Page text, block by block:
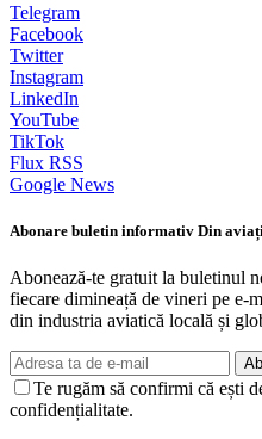
Telegram
Facebook
Twitter
Instagram
LinkedIn
YouTube
TikTok
Flux RSS
Google News
Abonare buletin informativ Din
Abonează-te gratuit la buletinul
fiecare dimineață de vineri pe e-
din industria aviatică locală și
Te rugăm să confirmi că ești
confidențialitate.